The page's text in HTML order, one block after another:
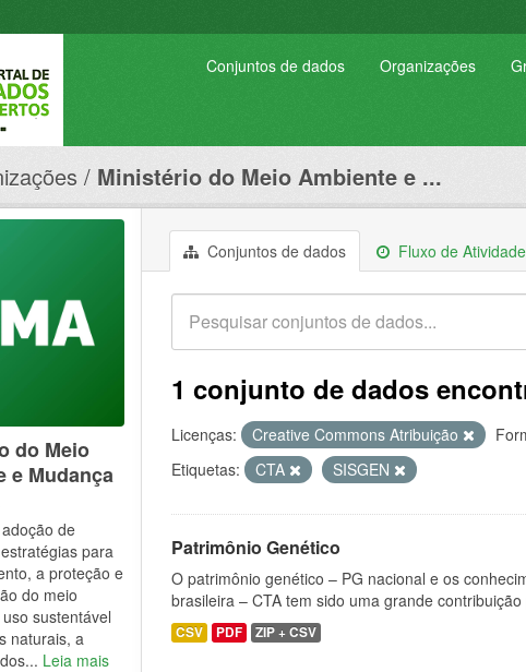
Conjuntos de dados Organizações
Ministério do Meio Ambiente e ...
Conjuntos de dados Fluxo de
1 conjunto de dados
Licenças: Creative Commons Atribuição
Etiquetas:
CTA SISGEN
Patrimônio Genético
O patrimônio genético – PG nacional e os
brasileira – CTA tem sido uma grande
CSV PDF ZIP + CSV
do Meio
e Mudança
de
para
a proteção e
do meio
sustentável
naturais, a
Leia mais